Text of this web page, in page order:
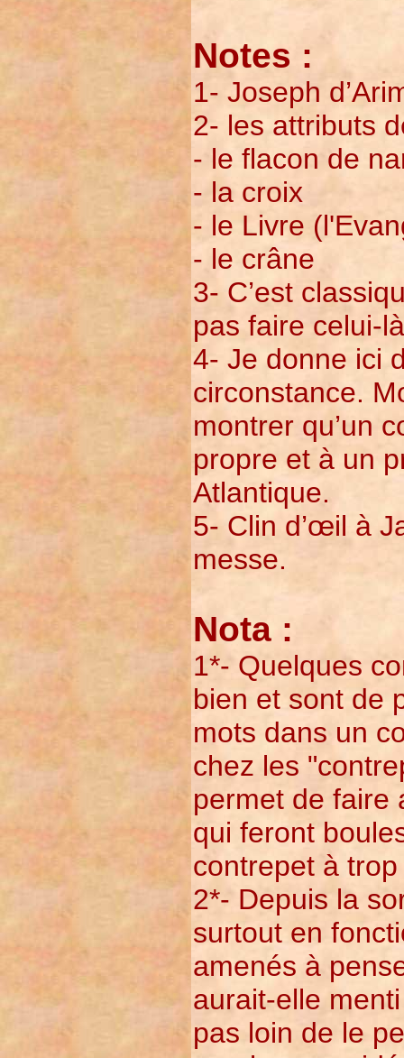
Notes :
1- Joseph
2- les attributs
- le flacon de
- la croix
- le Livre
- le crâne
3- C’est
pas faire celui-
4- Je donne ici
circonstance.
montrer qu’un
propre et à un
Atlantique.
5- Clin d’œil à
messe.
Nota :
1*- Quelques
bien et sont de
mots dans un
chez les
permet de faire
qui feront
contrepet à
2*- Depuis la
surtout en
amenés à
aurait-elle
pas loin de le